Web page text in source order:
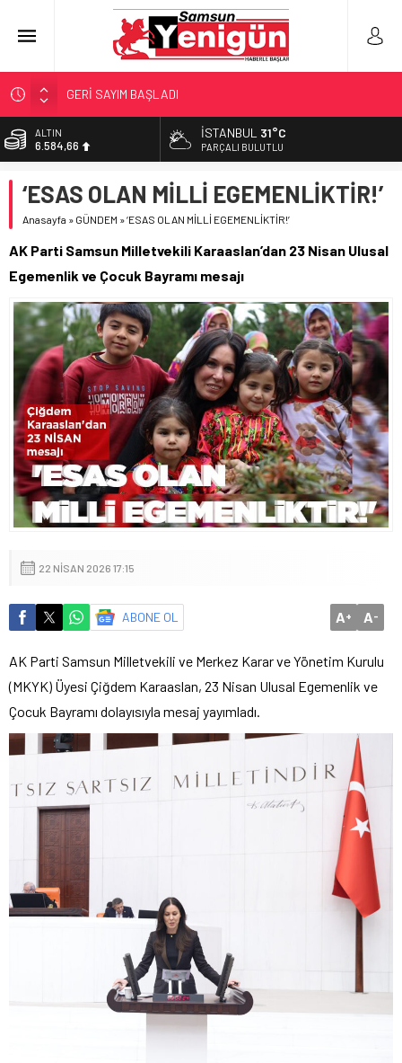
GERİ SAYIM BAŞLADI
SAMSUNSPOR’DA HEDEF 5’İNCİLİK!
‘BAFRA’YA YATIRIM YAPIN!’
YÖNETİCİ SEÇERKEN YAPILAN EN BÜYÜK HATALAR
BİST
13.889,75
47,7046
EURO
6.584,66
İSTANBUL 31°C
PARÇALI BULUTLU
‘ESAS OLAN MİLLİ EGEMENLİKTİR!’
Anasayfa » GÜNDEM »‘ESAS OLAN MİLLİ EGEMENLİKTİR!’
AK Parti Samsun Milletvekili Karaaslan’dan 23 Nisan Ulusal
Egemenlik ve Çocuk Bayramı mesajı
22 NISAN 2026 17:15
ABONE OL A+ A-
AK Parti Samsun Milletvekili ve Merkez Karar ve Yönetim Kurulu
(MKYK) Üyesi Çiğdem Karaaslan, 23 Nisan Ulusal Egemenlik ve
Çocuk Bayramı dolayısıyla mesaj yayımladı.